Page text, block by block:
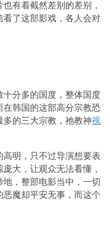
有着截然差别的差别，
了这部影戏，各人会对
分多的国度，整体国度
韩国的这部高分宗教恐
的三大宗教，祂教神视
明，只不过导演想要表
大，让观众无法看懂，
，整部电影当中，一切
魔却平安无事，而这个